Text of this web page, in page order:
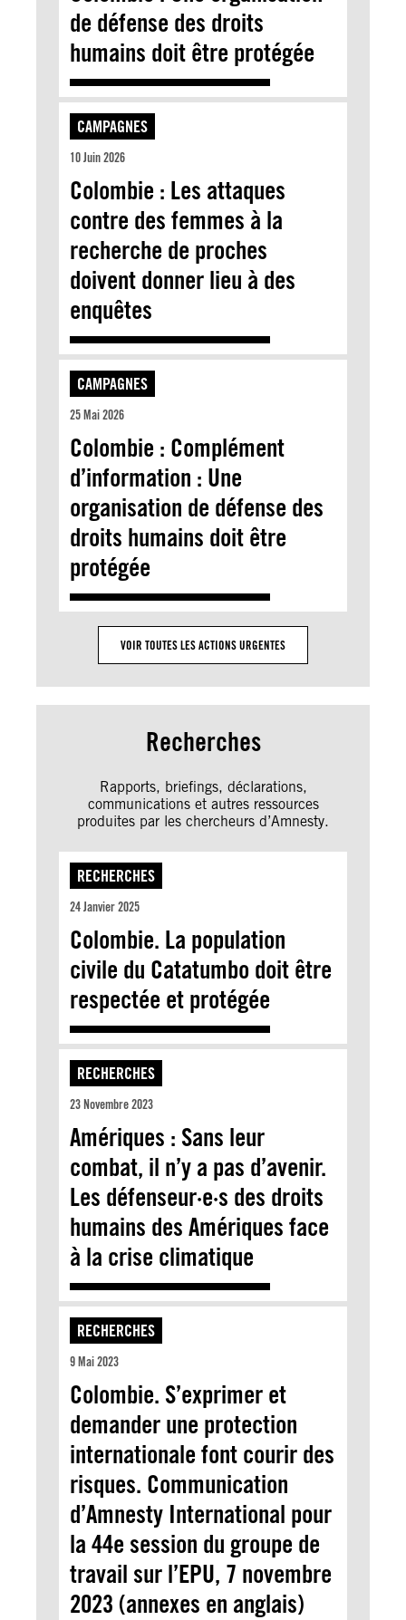
de défense des droits
humains doit être protégée
CAMPAGNES
10 Juin 2026
Colombie : Les attaques
contre des femmes à la
recherche de proches
doivent donner lieu à des
enquêtes
CAMPAGNES
25 Mai 2026
Colombie : Complément
d’information : Une
organisation de défense des
droits humains doit être
protégée
VOIR TOUTES LES ACTIONS URGENTES
Recherches
Rapports, briefings, déclarations,
communications et autres ressources
produites par les chercheurs d’Amnesty.
RECHERCHES
24 Janvier 2025
Colombie. La population
civile du Catatumbo doit être
respectée et protégée
RECHERCHES
23 Novembre 2023
Amériques : Sans leur
combat, il n’y a pas d’avenir.
Les défenseur·e·s des droits
humains des Amériques face
à la crise climatique
RECHERCHES
9 Mai 2023
Colombie. S’exprimer et
demander une protection
internationale font courir des
risques. Communication
d’Amnesty International pour
la 44e session du groupe de
travail sur l’EPU, 7 novembre
2023 (annexes en anglais)